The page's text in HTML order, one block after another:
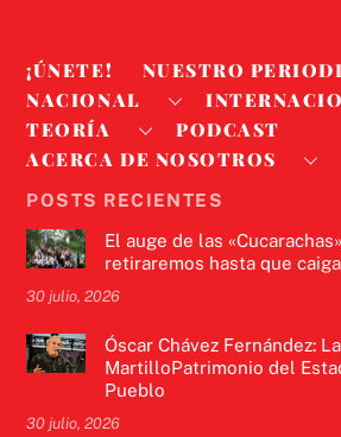
¡ÚNETE!
NUESTRO
NACIONAL
TEORÍA
PODCAST
ACERCA DE NOSOTROS
POSTS RECIENTES
El auge de las
retiraremos hasta que
30 julio, 2026
Óscar Chávez Fernández:
MartilloPatrimonio del
Pueblo
30 julio, 2026